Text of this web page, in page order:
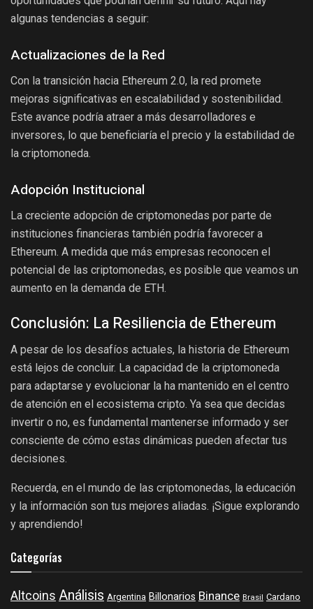
algunas tendencias a seguir:
Actualizaciones de la Red
Con la transición hacia Ethereum 2.0, la red promete
mejoras significativas en escalabilidad y sostenibilidad.
Este avance podría atraer a más desarrolladores e
inversores, lo que beneficiaría el precio y la estabilidad de
la criptomoneda.
Adopción Institucional
La creciente adopción de criptomonedas por parte de
instituciones financieras también podría favorecer a
Ethereum. A medida que más empresas reconocen el
potencial de las criptomonedas, es posible que veamos un
aumento en la demanda de ETH.
Conclusión: La Resiliencia de Ethereum
A pesar de los desafíos actuales, la historia de Ethereum
está lejos de concluir. La capacidad de la criptomoneda
para adaptarse y evolucionar la ha mantenido en el centro
de atención en el ecosistema cripto. Ya sea que decidas
invertir o no, es fundamental mantenerse informado y ser
consciente de cómo estas dinámicas pueden afectar tus
decisiones.
Recuerda, en el mundo de las criptomonedas, la educación
y la información son tus mejores aliadas. ¡Sigue explorando
y aprendiendo!
Categorías
AltcoinsAnálisis Argentina BillonariosBinance Brasil Cardano